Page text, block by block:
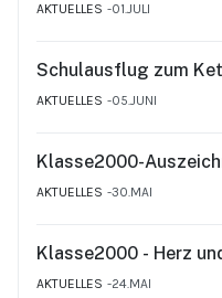
AKTUELLES 01.JULI
Schulausflug zum
AKTUELLES 05.JUNI
Klasse2000-
AKTUELLES 30.MAI
Klasse2000 - Herz
AKTUELLES 24.MAI